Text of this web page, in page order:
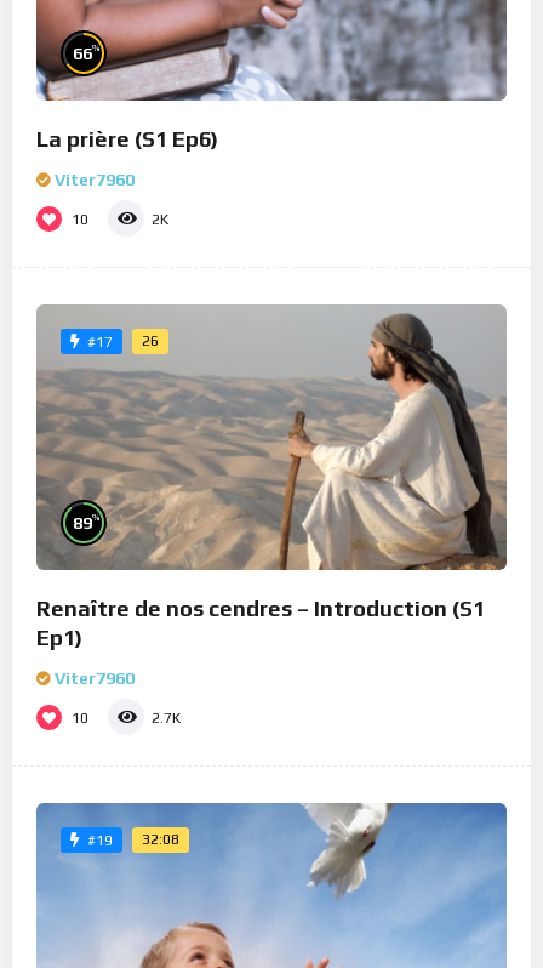
66%
La prière (S1 Ep6)
Viter7960
10 2K
#17 26
89%
Renaître de nos cendres – Introduction (S1
Ep1)
Viter7960
10 2.7K
#19 32:08